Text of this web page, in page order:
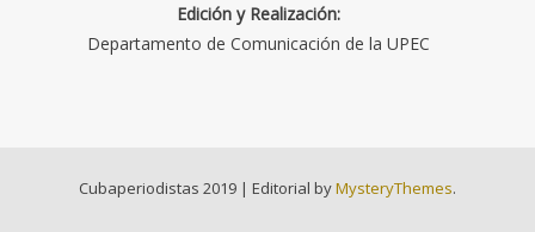
Edición y Realización:
Departamento de Comunicación de la UPEC
Cubaperiodistas 2019 | Editorial byMysteryThemes.